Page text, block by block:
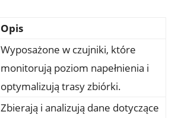
Opis
Wyposażone w czujniki, które
monitorują poziom napełnienia i
optymalizują trasy zbiórki.
Zbierają i analizują dane dotyczące